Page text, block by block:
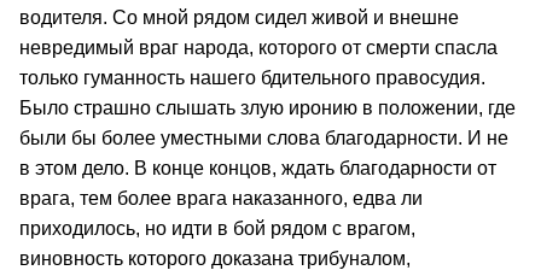
водителя. Со мной рядом сидел живой и внешне
невредимый враг народа, которого от смерти спасла
только гуманность нашего бдительного правосудия.
Было страшно слышать злую иронию в положении, где
были бы более уместными слова благодарности. И не
в этом дело. В конце концов, ждать благодарности от
врага, тем более врага наказанного, едва ли
приходилось, но идти в бой рядом с врагом,
виновность которого доказана трибуналом,